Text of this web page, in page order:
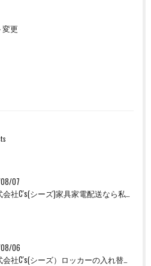
更
07
船橋株式会社C's(シーズ)家具家電配送なら私たちにお任せください！
06
船橋株式会社C's(シーズ）ロッカーの入れ替え作業も全国対応お任せ下さい！